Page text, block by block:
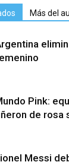
Más del
Pink:
de rosa
Messi